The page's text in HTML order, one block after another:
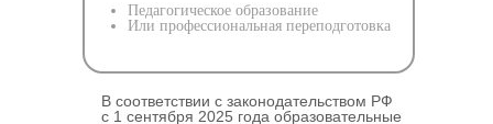
Педагогическое образование
Или профессиональная переподготовка
В соответствии с законодательством РФ
c 1 сентября 2025 года образовательные